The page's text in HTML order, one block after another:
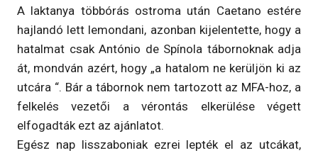
A laktanya többórás ostroma után Caetano estére
hajlandó lett lemondani, azonban kijelentette, hogy a
hatalmat csak António de Spínola tábornoknak adja
át, mondván azért, hogy „a hatalom ne kerüljön ki az
utcára “. Bár a tábornok nem tartozott az MFA-hoz, a
felkelés vezetői a vérontás elkerülése végett
elfogadták ezt az ajánlatot.
Egész nap lisszaboniak ezrei lepték el az utcákat,